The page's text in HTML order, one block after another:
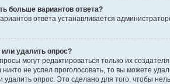
больше вариантов ответа?
ответа устанавливается
или удалить опрос?
могут редактироваться только их
не успел проголосовать, то вы можете
удалить опрос. Это сделано для того, чтобы